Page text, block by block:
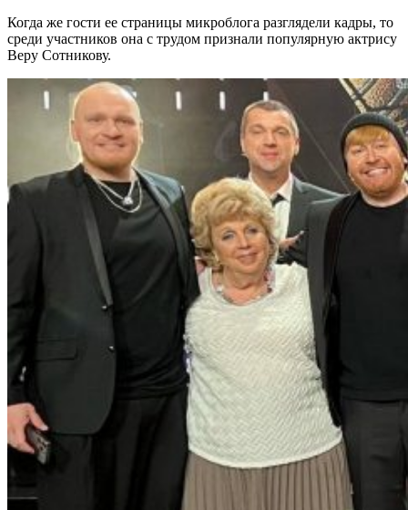
Когда же гости ее страницы микроблога разглядели кадры, то
среди участников она с трудом признали популярную актрису
Веру Сотникову.